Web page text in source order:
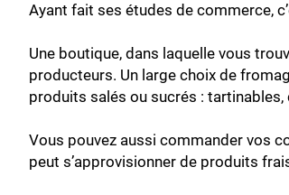
Ayant fait ses études de commerce,
Une boutique, dans laquelle vous
producteurs. Un large choix de
produits salés ou sucrés :
Vous pouvez aussi commander vos
peut s’approvisionner de produits